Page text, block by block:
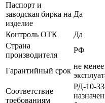
Паспорт и
заводская бирка на
изделие
Да
Контроль ОТК
Да
Страна
производителя
РФ
Гарантийный срок
не менее
Соответствие
требованиям
РД-10-